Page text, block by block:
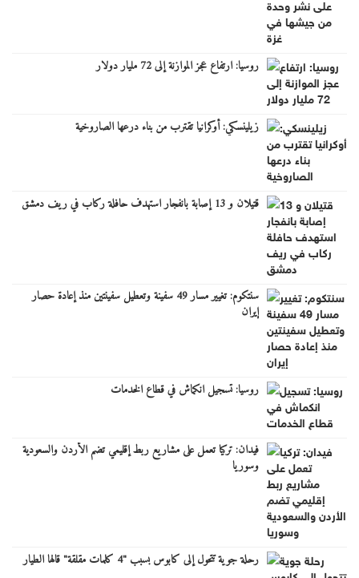
روسيا: ارتفاع عجز الموازنة إلى 72 مليار دولار
زيلينسكي: أوكرانيا تقترب من بناء درعها الصاروخية
قتيلان و 13 إصابة بانفجار استهدف حافلة ركاب في ريف دمشق
سنتكوم: تغيير مسار 49 سفينة وتعطيل سفينتين منذ إعادة حصار
إيران
روسيا: تسجيل انكماش في قطاع الخدمات
فيدان: تركيا تعمل على مشاريع ربط إقليمي تضم الأردن والسعودية
وسوريا
رحلة جوية تتحول إلى كابوس بسبب "4 كلمات مقلقة" قالها الطيار